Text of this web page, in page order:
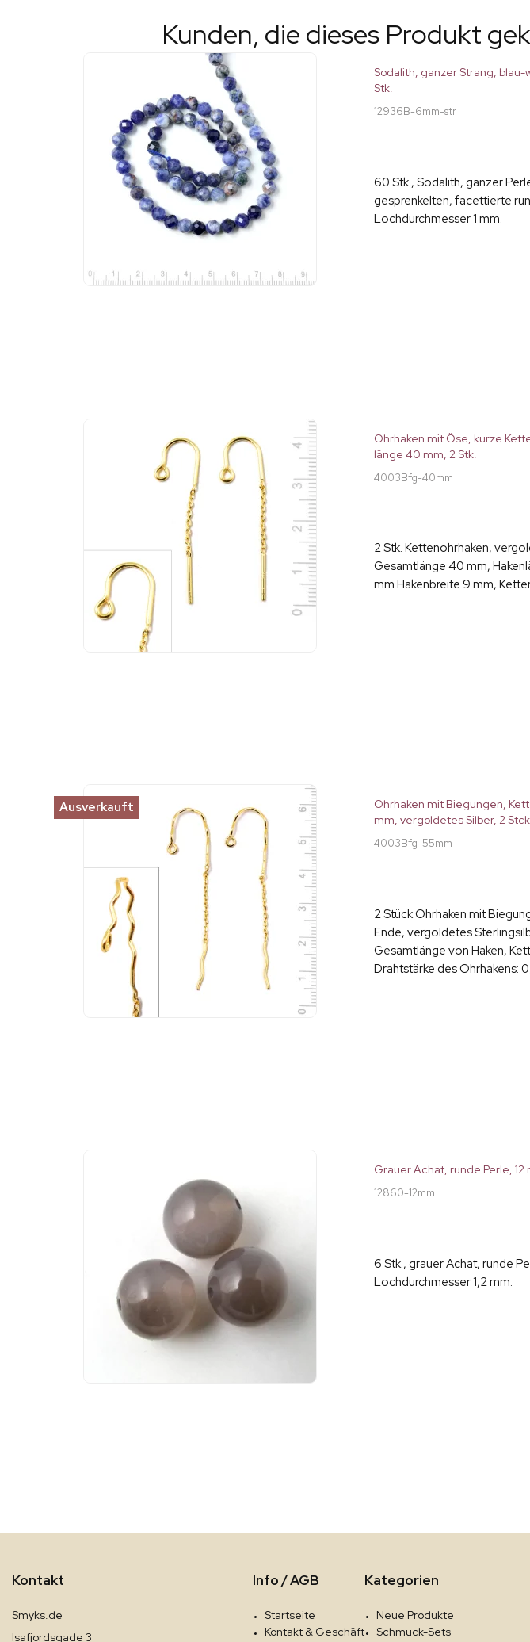
Kunden, die dieses Produkt
Sodalith, ganzer Strang,
Stk.
12936B-6mm-str
60 Stk., Sodalith, ganzer
gesprenkelten, facettierte
Lochdurchmesser 1 mm.
Ohrhaken mit Öse, kurze
länge 40 mm, 2 Stk.
4003Bfg-40mm
2 Stk. Kettenohrhaken,
Gesamtlänge 40 mm,
mm Hakenbreite 9 mm,
Ausverkauft
Ohrhaken mit Biegungen,
mm, vergoldetes Silber, 2 Stck
4003Bfg-55mm
2 Stück Ohrhaken mit
Ende, vergoldetes
Gesamtlänge von Haken,
Drahtstärke des Ohrhakens:
Grauer Achat, runde Perle, 12
12860-12mm
6 Stk., grauer Achat, runde
Lochdurchmesser 1,2 mm.
Kontakt
Smyks.de
Isafjordsgade 3
Info / AGB
Startseite
Kontakt & Geschäft
Kategorien
Neue Produkte
Schmuck-Sets